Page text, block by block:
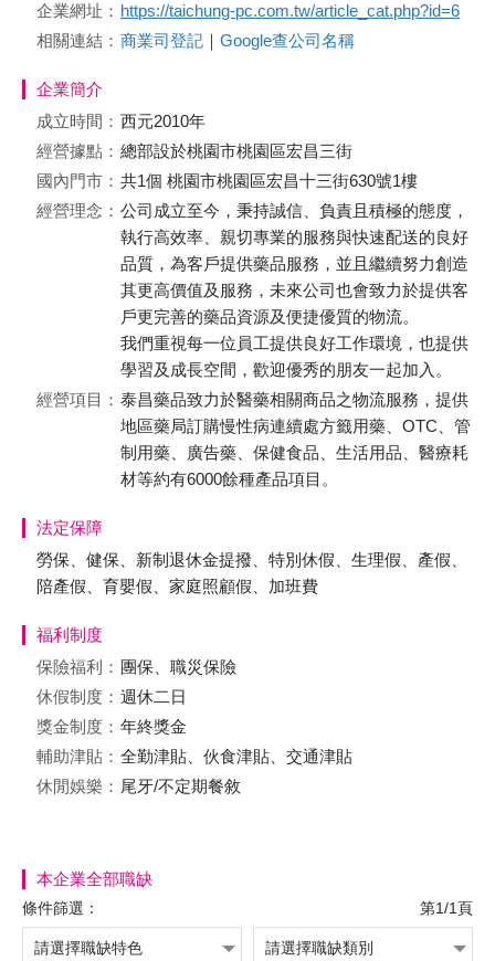
企業網址： https://taichung-pc.com.tw/article_cat.php?id=6
相關連結： 商業司登記 ｜ Google查公司名稱
企業簡介
成立時間： 西元2010年
經營據點： 總部設於桃園市桃園區宏昌三街
國內門市： 共1個 桃園市桃園區宏昌十三街630號1樓
經營理念： 公司成立至今，秉持誠信、負責且積極的態度，
執行高效率、親切專業的服務與快速配送的良好
品質，為客戶提供藥品服務，並且繼續努力創造
其更高價值及服務，未來公司也會致力於提供客
戶更完善的藥品資源及便捷優質的物流。
我們重視每一位員工提供良好工作環境，也提供
學習及成長空間，歡迎優秀的朋友一起加入。
經營項目： 泰昌藥品致力於醫藥相關商品之物流服務，提供
地區藥局訂購慢性病連續處方籤用藥、OTC、管
制用藥、廣告藥、保健食品、生活用品、醫療耗
材等約有6000餘種產品項目。
法定保障
勞保、健保、新制退休金提撥、特別休假、生理假、產假、
陪產假、育嬰假、家庭照顧假、加班費
福利制度
保險福利： 團保、職災保險
休假制度： 週休二日
獎金制度： 年終獎金
輔助津貼： 全勤津貼、伙食津貼、交通津貼
休閒娛樂： 尾牙/不定期餐敘
本企業全部職缺
條件篩選： 第1/1頁